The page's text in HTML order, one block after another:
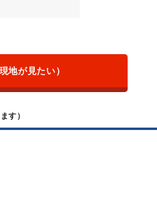
地が見たい）
す）